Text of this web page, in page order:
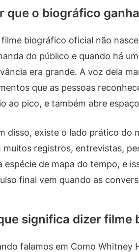
que o biográfico
filme biográfico oficial não
do público e quando há
era grande. A voz dela
que as pessoas
ao pico, e também abre
disso, existe o lado prático do
muitos registros, entrevistas,
espécie de mapa do tempo, e
final vem quando as
significa dizer
falamos em Como